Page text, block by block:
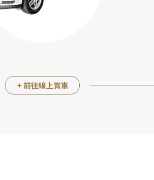
+ 前往線上賞車